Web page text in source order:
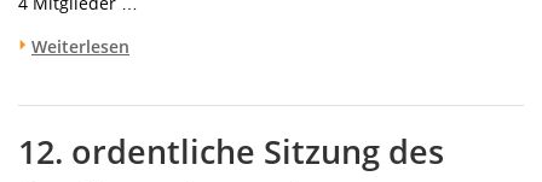
Weiterlesen
12. ordentliche Sitzung des